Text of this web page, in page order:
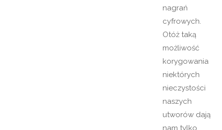
nagrań
cyfrowych.
Otóż taką
możliwość
korygowania
niektórych
nieczystości
naszych
utworów dają
nam tylko